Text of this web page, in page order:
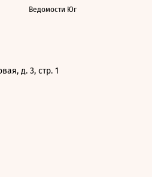
Ведомости Юг
д. 3, стр. 1